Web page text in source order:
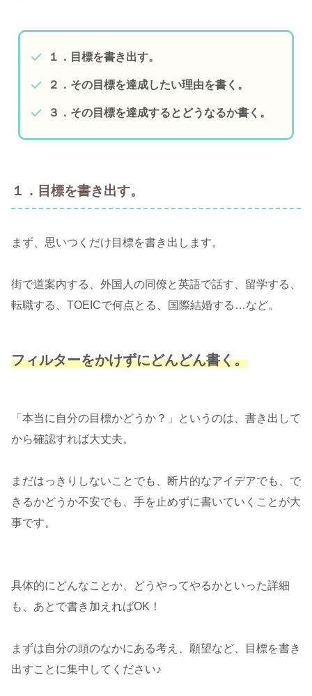
１．目標を書き出す。
２．その目標を達成したい理由を書く。
３．その目標を達成するとどうなるか書く。
１．目標を書き出す。
まず、思いつくだけ目標を書き出します。
街で道案内する、外国人の同僚と英語で話す、留学する、
転職する、TOEICで何点とる、国際結婚する…など。
フィルターをかけずにどんどん書く。
「本当に自分の目標かどうか？」というのは、書き出して
から確認すれば大丈夫。
まだはっきりしないことでも、断片的なアイデアでも、で
きるかどうか不安でも、手を止めずに書いていくことが大
事です。
具体的にどんなことか、どうやってやるかといった詳細
も、あとで書き加えればOK！
まずは自分の頭のなかにある考え、願望など、目標を書き
出すことに集中してください♪